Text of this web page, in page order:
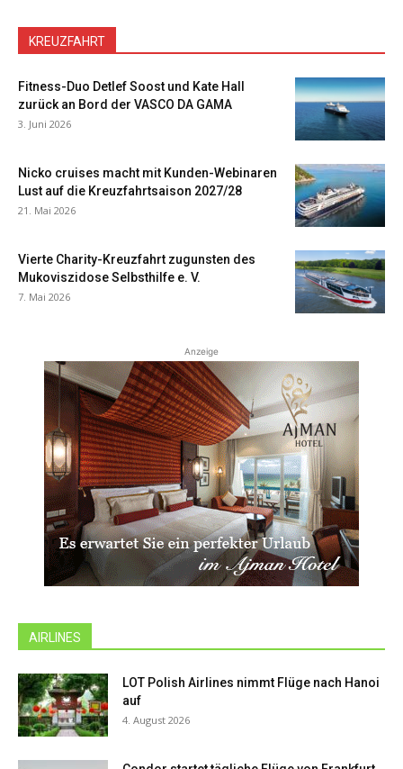
KREUZFAHRT
Fitness-Duo Detlef Soost und Kate Hall
zurück an Bord der VASCO DA GAMA
3. Juni 2026
Nicko cruises macht mit Kunden-Webinaren
Lust auf die Kreuzfahrtsaison 2027/28
21. Mai 2026
Vierte Charity-Kreuzfahrt zugunsten des
Mukoviszidose Selbsthilfe e. V.
7. Mai 2026
Anzeige
AIRLINES
LOT Polish Airlines nimmt Flüge nach Hanoi
auf
4. August 2026